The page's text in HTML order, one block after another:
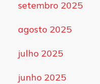
setembro 2025
agosto 2025
julho 2025
junho 2025